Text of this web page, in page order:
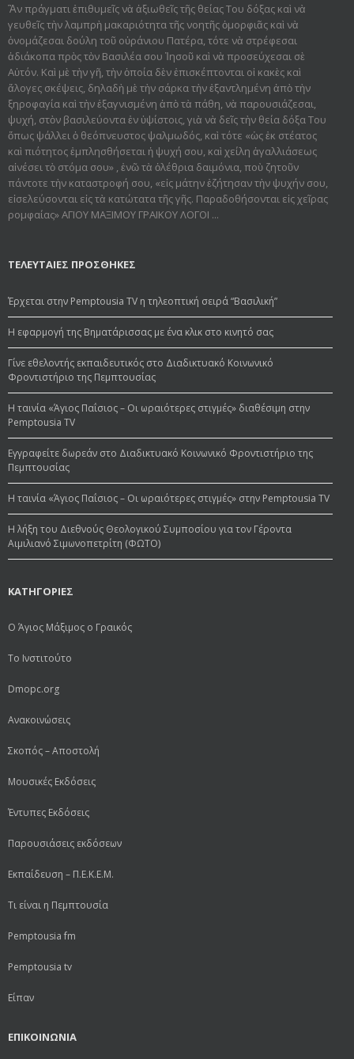
Ἂν πράγματι ἐπιθυμεῖς νὰ ἀξιωθεῖς τῆς θείας Του δόξας καὶ νὰ
γευθεῖς τὴν λαμπρὴ μακαριότητα τῆς νοητῆς ὀμορφιᾶς καὶ νὰ
ὀνομάζεσαι δούλη τοῦ οὐράνιου Πατέρα, τότε νὰ στρέφεσαι
ἀδιάκοπα πρὸς τὸν Βασιλέα σου Ἰησοῦ καὶ νὰ προσεύχεσαι σὲ
Αὐτόν. Καὶ μὲ τὴν γῆ, τὴν ὁποία δὲν ἐπισκέπτονται οἱ κακὲς καὶ
ἄλογες σκέψεις, δηλαδὴ μὲ τὴν σάρκα τὴν ἐξαντλημένη ἀπὸ τὴν
ξηροφαγία καὶ τὴν ἐξαγνισμένη ἀπὸ τὰ πάθη, νὰ παρουσιάζεσαι,
ψυχή, στὸν βασιλεύοντα ἐν ὑψίστοις, γιὰ νὰ δεῖς τὴν θεία δόξα Του
ὅπως ψάλλει ὁ θεόπνευστος ψαλμωδός, καὶ τότε «ὡς ἐκ στέατος
καὶ πιότητος ἐμπλησθήσεται ἡ ψυχή σου, καὶ χείλη ἀγαλλιάσεως
αἰνέσει τὸ στόμα σου» , ἐνῶ τὰ ὀλέθρια δαιμόνια, ποὺ ζητοῦν
πάντοτε τὴν καταστροφή σου, «εἰς μάτην ἐζήτησαν τὴν ψυχήν σου,
εἰσελεύσονται εἰς τὰ κατώτατα τῆς γῆς. Παραδοθήσον­ται εἰς χεῖρας
ρομφαίας» ΑΓΙΟΥ ΜΑΞΙΜΟΥ ΓΡΑΙΚΟΥ ΛΟΓΟΙ ...
ΤΕΛΕΥΤΑΙΕΣ ΠΡΟΣΘΗΚΕΣ
Έρχεται στην Pemptousia TV η τηλεοπτική σειρά “Βασιλική”
Η εφαρμογή της Βηματάρισσας με ένα κλικ στο κινητό σας
Γίνε εθελοντής εκπαιδευτικός στο Διαδικτυακό Κοινωνικό
Φροντιστήριο της Πεμπτουσίας
Η ταινία «Άγιος Παΐσιος – Οι ωραιότερες στιγμές» διαθέσιμη στην
Pemptousia TV
Εγγραφείτε δωρεάν στο Διαδικτυακό Κοινωνικό Φροντιστήριο της
Πεμπτουσίας
Η ταινία «Άγιος Παΐσιος – Οι ωραιότερες στιγμές» στην Pemptousia TV
Η λήξη του Διεθνούς Θεολογικού Συμποσίου για τον Γέροντα
Αιμιλιανό Σιμωνοπετρίτη (ΦΩΤΟ)
ΚΑΤΗΓΟΡΙΕΣ
Ο Άγιος Μάξιμος ο Γραικός
Το Ινστιτούτο
Dmopc.org
Ανακοινώσεις
Σκοπός – Αποστολή
Μουσικές Εκδόσεις
Έντυπες Εκδόσεις
Παρουσιάσεις εκδόσεων
Εκπαίδευση – Π.Ε.Κ.Ε.Μ.
Τι είναι η Πεμπτουσία
Pemptousia fm
Pemptousia tv
Είπαν
ΕΠΙΚΟΙΝΩΝΙΑ